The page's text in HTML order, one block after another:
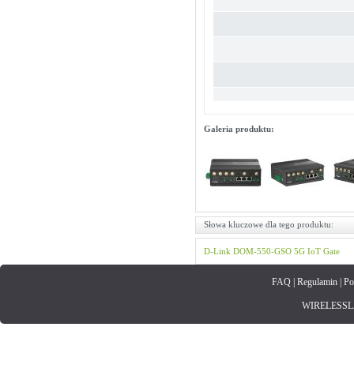
Galeria produktu:
Słowa kluczowe dla tego produktu:
D-Link DOM-550-GSO 5G IoT​ Gate
FAQ| Regulamin|